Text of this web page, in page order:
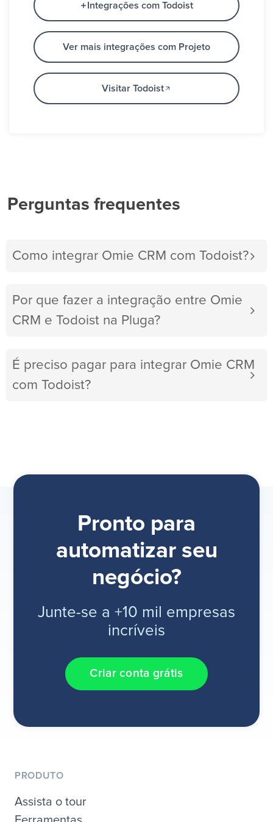
Integrações com Todoist
Ver mais integrações com Projeto
Visitar Todoist
Perguntas frequentes
Como integrar Omie CRM com Todoist?
Por que fazer a integração entre Omie
CRM e Todoist na Pluga?
É preciso pagar para integrar Omie CRM
com Todoist?
Pronto para
automatizar seu
negócio?
Junte-se a +10 mil empresas
incríveis
Criar conta grátis
PRODUTO
Assista o tour